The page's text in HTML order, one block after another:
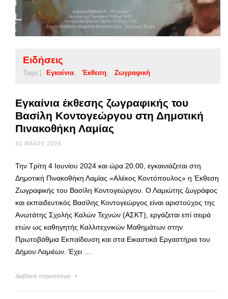
Ειδήσεις
Tags | Εγκαίνια Έκθεση Ζωγραφική
Εγκαίνια έκθεσης ζωγραφικής του
Βασίλη Κοντογεώργου στη Δημοτική
Πινακοθήκη Λαμίας
31 ΜΑΪ́ΟΥ 2024
Την Τρίτη 4 Ιουνίου 2024 και ώρα 20.00, εγκαινιάζεται στη
Δημοτική Πινακοθήκη Λαμίας «Αλέκος Κοντόπουλος» η Έκθεση
Ζωγραφικής του Βασίλη Κοντογεώργου. Ο Λαμιώτης ζωγράφος
και εκπαιδευτικός Βασίλης Κοντογεώργος είναι αριστούχος της
Ανωτάτης Σχολής Καλών Τεχνών (ΑΣΚΤ), εργάζεται επί σειρά
ετών ως καθηγητής Καλλιτεχνικών Μαθημάτων στην
Πρωτοβάθμια Εκπαίδευση και στα Εικαστικά Εργαστήρια του
Δήμου Λαμιέων. Έχει …
Διαβάστε περισσότερα